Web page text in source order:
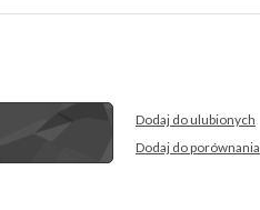
Dodaj do ulubionych
Dodaj do porównania